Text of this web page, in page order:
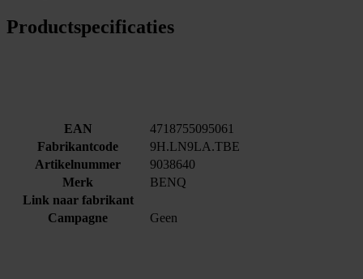
Productspecificaties
EAN
4718755095061
Fabrikantcode
9H.LN9LA.TBE
Artikelnummer
9038640
Merk
BENQ
Link naar fabrikant
Campagne
Geen